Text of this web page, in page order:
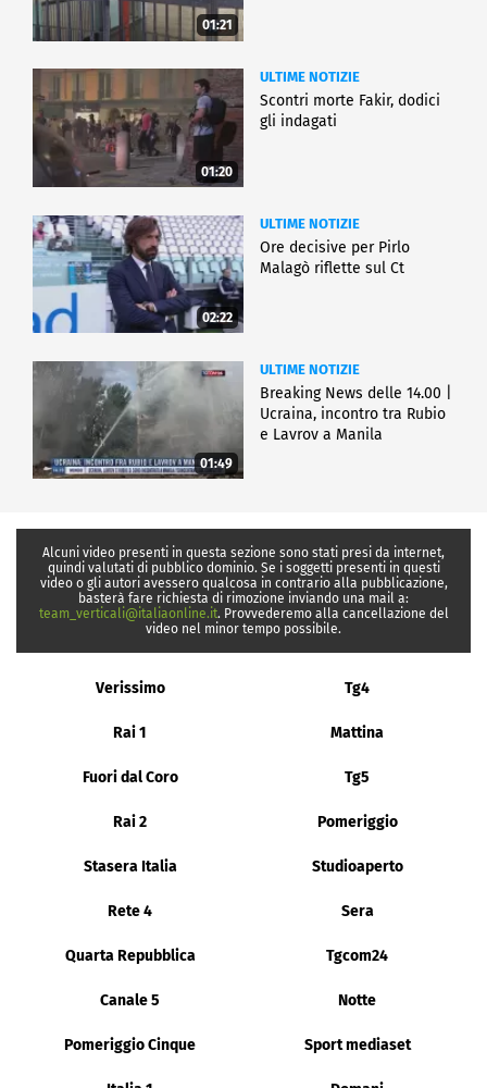
01:21
01:20
ULTIME NOTIZIE
Scontri morte Fakir, dodici
gli indagati
02:22
ULTIME NOTIZIE
Ore decisive per Pirlo
Malagò riflette sul Ct
01:49
ULTIME NOTIZIE
Breaking News delle 14.00 |
Ucraina, incontro tra Rubio
e Lavrov a Manila
Alcuni video presenti in questa sezione sono stati presi da internet,
quindi valutati di pubblico dominio. Se i soggetti presenti in questi
video o gli autori avessero qualcosa in contrario alla pubblicazione,
basterà fare richiesta di rimozione inviando una mail a:
team_verticali@italiaonline.it. Provvederemo alla cancellazione del
video nel minor tempo possibile.
Verissimo Tg4
Rai 1 Mattina
Fuori dal Coro Tg5
Rai 2 Pomeriggio
Stasera Italia Studioaperto
Rete 4 Sera
Quarta Repubblica Tgcom24
Canale 5 Notte
Pomeriggio Cinque Sport mediaset